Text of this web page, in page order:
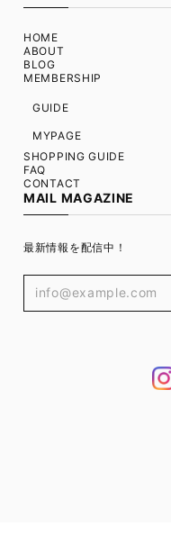
HOME
ABOUT
BLOG
MEMBERSHIP
GUIDE
MYPAGE
SHOPPING GUIDE
FAQ
CONTACT
MAIL MAGAZINE
最新情報を配信中！